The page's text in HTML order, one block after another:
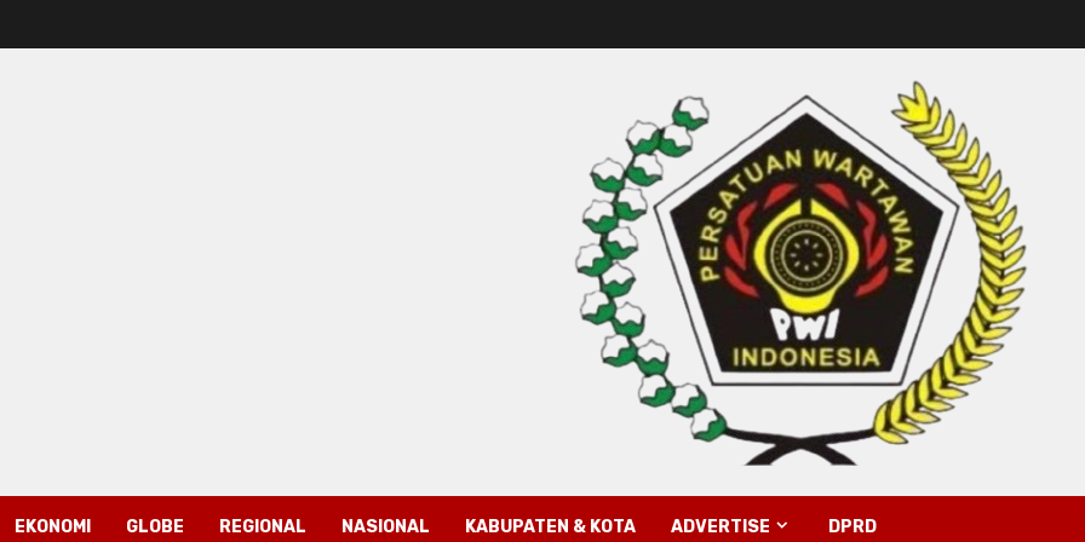
EKONOMI GLOBE REGIONAL NASIONAL KABUPATEN & KOTA ADVERTISE DPRD